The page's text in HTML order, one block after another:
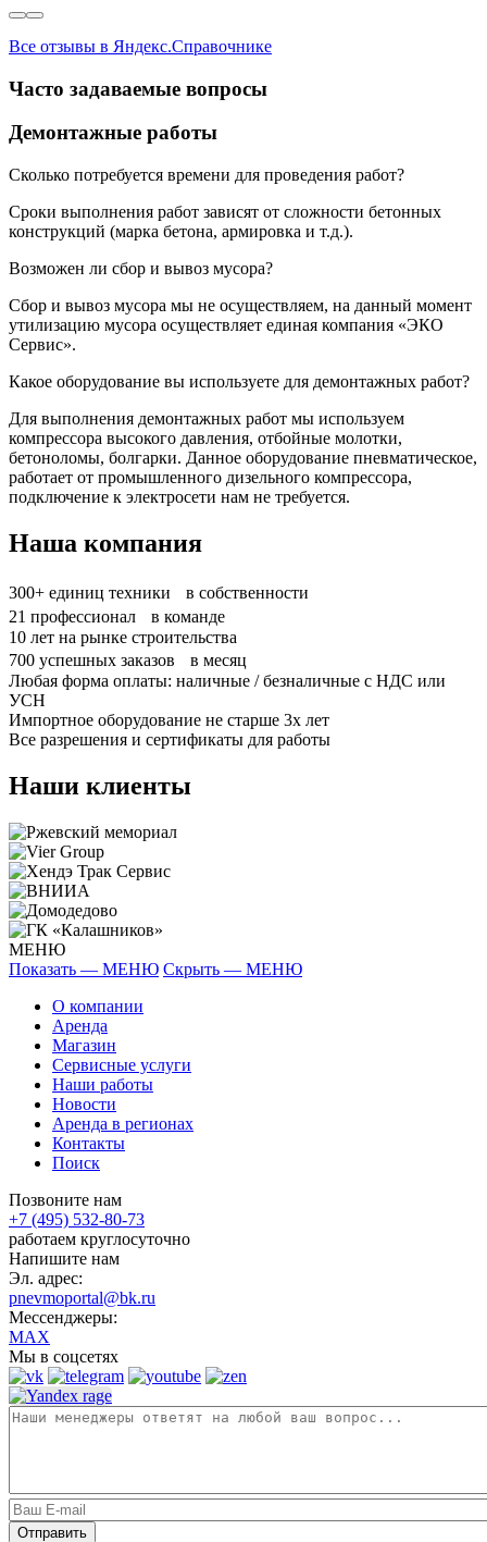
Все отзывы в Яндекс.Справочнике
Часто задаваемые вопросы
Демонтажные работы
Сколько потребуется времени для проведения работ?
Сроки выполнения работ зависят от сложности бетонных
конструкций (марка бетона, армировка и т.д.).
Возможен ли сбор и вывоз мусора?
Сбор и вывоз мусора мы не осуществляем, на данный момент
утилизацию мусора осуществляет единая компания «ЭКО
Сервис».
Какое оборудование вы используете для демонтажных работ?
Для выполнения демонтажных работ мы используем
компрессора высокого давления, отбойные молотки,
бетоноломы, болгарки. Данное оборудование пневматическое,
работает от промышленного дизельного компрессора,
подключение к электросети нам не требуется.
Наша компания
300+ единиц техники в собственности
21 профессионал в команде
10 лет на рынке строительства
700 успешных заказов в месяц
Любая форма оплаты: наличные / безналичные с НДС или
УСН
Импортное оборудование не старше 3х лет
Все разрешения и сертификаты для работы
Наши клиенты
МЕНЮ
Показать — МЕНЮ Скрыть — МЕНЮ
О компании
Аренда
Магазин
Сервисные услуги
Наши работы
Новости
Аренда в регионах
Контакты
Поиск
Позвоните нам
+7 (495) 532-80-73
работаем круглосуточно
Напишите нам
Эл. адрес:
pnevmoportal@bk.ru
Мессенджеры:
MAX
Мы в соцсетях